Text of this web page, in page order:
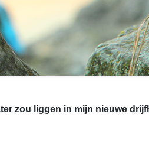
zou liggen in mijn nieuwe